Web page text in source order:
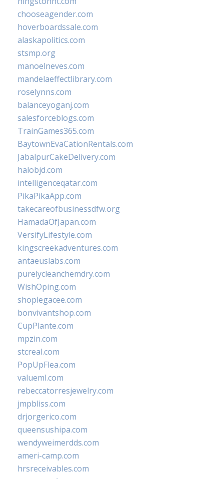
chooseagender.com
hoverboardssale.com
alaskapolitics.com
stsmp.org
manoelneves.com
mandelaeffectlibrary.com
roselynns.com
balanceyoganj.com
salesforceblogs.com
TrainGames365.com
BaytownEvaCationRentals.com
JabalpurCakeDelivery.com
halobjd.com
intelligenceqatar.com
PikaPikaApp.com
takecareofbusinessdfw.org
HamadaOfJapan.com
VersifyLifestyle.com
kingscreekadventures.com
antaeuslabs.com
purelycleanchemdry.com
WishOping.com
shoplegacee.com
bonvivantshop.com
CupPlante.com
mpzin.com
stcreal.com
PopUpFlea.com
valueml.com
rebeccatorresjewelry.com
jmpbliss.com
drjorgerico.com
queensushipa.com
wendyweimerdds.com
ameri-camp.com
hrsreceivables.com